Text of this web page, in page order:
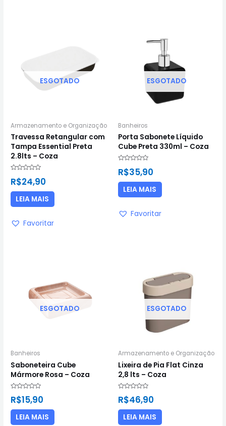
ESGOTADO
Armazenamento e Organização
Travessa Retangular com
Tampa Essential Preta
2.8lts – Coza
0
5
R$24,90
LEIA MAIS
Favoritar
ESGOTADO
Banheiros
Porta Sabonete Líquido
Cube Preta 330ml – Coza
0
5
R$35,90
LEIA MAIS
Favoritar
ESGOTADO
Banheiros
Saboneteira Cube
Mármore Rosa – Coza
0
5
R$15,90
LEIA MAIS
ESGOTADO
Armazenamento e Organização
Lixeira de Pia Flat Cinza
2,8 lts – Coza
0
5
R$46,90
LEIA MAIS